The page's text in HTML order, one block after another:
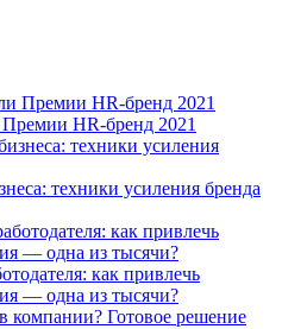
HR-бренд 2021
техники усиления бренда
как привлечь
— одна из тысячи?